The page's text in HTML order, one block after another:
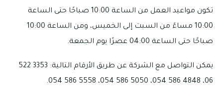
تكون مواعيد العمل من الساعة 10:00 صباحًا حتى الساعة
10:00 مساءً من السبت إلى الخميس، ومن الساعة 10:00
صباحًا حتى الساعة 04:00 عصرًا يوم الجمعة.
يمكن التواصل مع الشركة عن طريق الأرقام التالية: 3353 522
06، 4848 586 054، 5050 586 054، 5558 586 054.